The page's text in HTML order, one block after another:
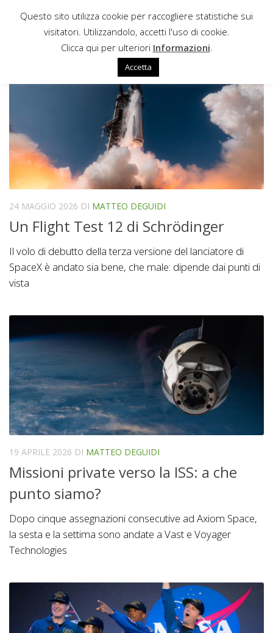
Sotto il contenuto
MATTEO DEGUIDI
24 MAGGIO 2026 DI MATTEO DEGUIDI
Un Flight Test 12 di Schrödinger
Il volo di debutto della terza versione del lanciatore di
SpaceX è andato sia bene, che male: dipende dai punti di
vista
19 APRILE 2026 DI MATTEO DEGUIDI
Missioni private verso la ISS: a che
punto siamo?
Dopo cinque assegnazioni consecutive ad Axiom Space,
la sesta e la settima sono andate a Vast e Voyager
Technologies
Questo sito utilizza cookie per raccogliere statistiche sui
visitatori. Utilizzandolo, accetti l'uso di cookie.
Clicca qui per ulteriori Informazioni
Accetta